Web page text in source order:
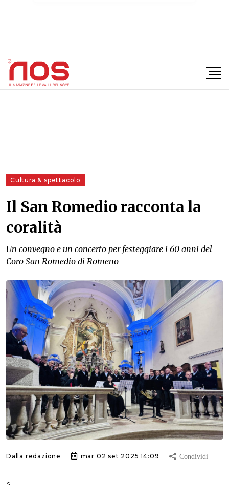
Cultura & spettacolo
Il San Romedio racconta la
coralità
Un convegno e un concerto per festeggiare i 60 anni del
Coro San Romedio di Romeno
Dalla redazione mar 02 set 2025 14:09
<